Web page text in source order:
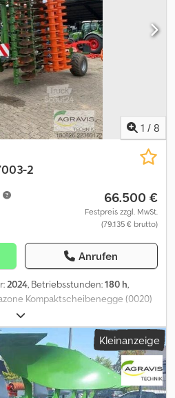
1 / 8
2
66.500 €
Festpreis zzgl. MwSt.
(79.135 € brutto)
Anrufen
2024, Betriebsstunden:180 h,
Kompaktscheibenegge (0020)
2TS (0030) starre Deichsel (0040)
Br. CA3 2TS 4-4.8T (0060)
(0070) Rad 550/50-17 (0080)
(0090) LED-Beleuchtung
rechts (0110)
7 m (0120) Scheibe 510 grob
Kleinanzeige